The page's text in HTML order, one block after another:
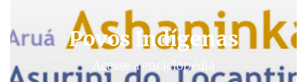
Povos Indígenas
Acesse a enciclopédia